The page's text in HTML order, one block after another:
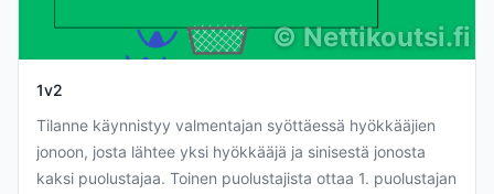
©Nettikoutsi.fi
1v2
Tilanne käynnistyy valmentajan syöttäessä hyökkääjien
jonoon, josta lähtee yksi hyökkääjä ja sinisestä jonosta
kaksi puolustajaa. Toinen puolustajista ottaa 1. puolustajan